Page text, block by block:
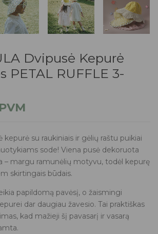
Dvipusė Kepurė
PETAL RUFFLE 3-
kepurė su raukiniais ir gėlių raštu puikiai
sode! Viena pusė dekoruota
– margu ramunėlių motyvu, todėl kepurę
skirtingais būdais.
papildomą pavėsį, o žaismingi
dar daugiau žavesio. Tai praktiškas
kad mažieji šį pavasarį ir vasarą